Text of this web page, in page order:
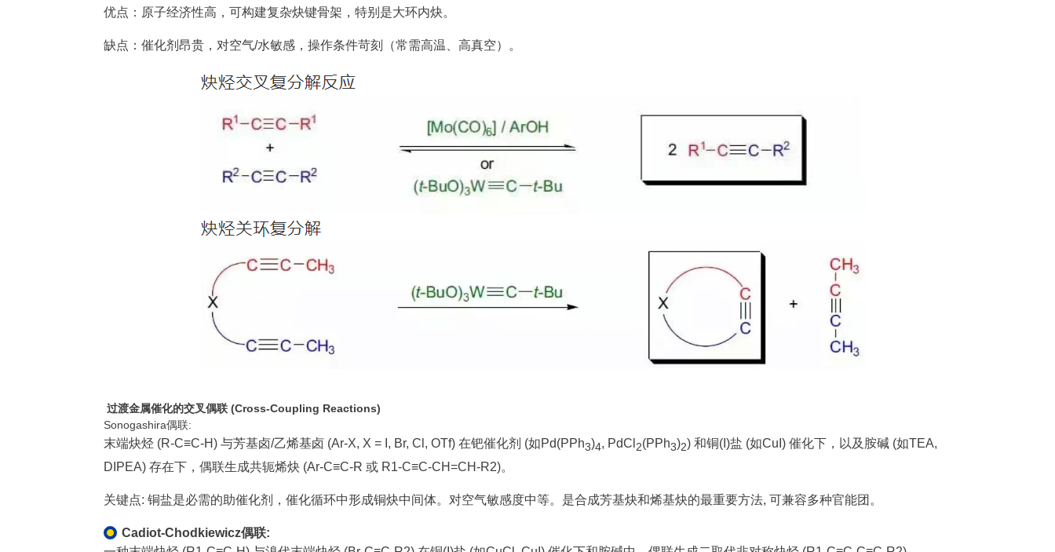
优点：原子经济性高，可构建复杂炔键骨架，特别是大环内炔。
缺点：催化剂昂贵，对空气/水敏感，操作条件苛刻（常需高温、高真空）。
过渡金属催化的交叉偶联 (Cross-Coupling Reactions)
Sonogashira偶联:
末端炔烃 (R-C≡C-H) 与芳基卤/乙烯基卤 (Ar-X, X = I, Br, Cl, OTf) 在钯催化剂 (如Pd(PPh3)4, PdCl2(PPh3)2) 和铜(I)盐 (如CuI) 催化下，以及胺碱 (如TEA,
DIPEA) 存在下，偶联生成共轭烯炔 (Ar-C≡C-R 或 R1-C≡C-CH=CH-R2)。
关键点: 铜盐是必需的助催化剂，催化循环中形成铜炔中间体。对空气敏感度中等。是合成芳基炔和烯基炔的最重要方法, 可兼容多种官能团。
Cadiot-Chodkiewicz偶联: